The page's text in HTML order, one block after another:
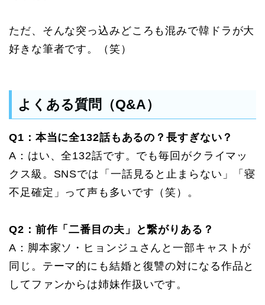
ただ、そんな突っ込みどころも混みで韓ドラが大
好きな筆者です。（笑）
よくある質問（Q&A）
Q1：本当に全132話もあるの？長すぎない？
A：はい、全132話です。でも毎回がクライマッ
クス級。SNSでは「一話見ると止まらない」「寝
不足確定」って声も多いです（笑）。
Q2：前作「二番目の夫」と繋がりある？
A：脚本家ソ・ヒョンジュさんと一部キャストが
同じ。テーマ的にも結婚と復讐の対になる作品と
してファンからは姉妹作扱いです。